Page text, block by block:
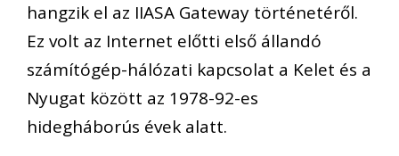
hangzik el az IIASA Gateway történetéről.
Ez volt az Internet előtti első állandó
számítógép-hálózati kapcsolat a Kelet és a
Nyugat között az 1978-92-es
hidegháborús évek alatt.